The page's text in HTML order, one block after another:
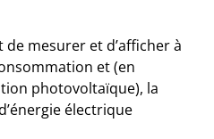
de mesurer et d’afficher à
et (en
photovoltaïque), la
électrique